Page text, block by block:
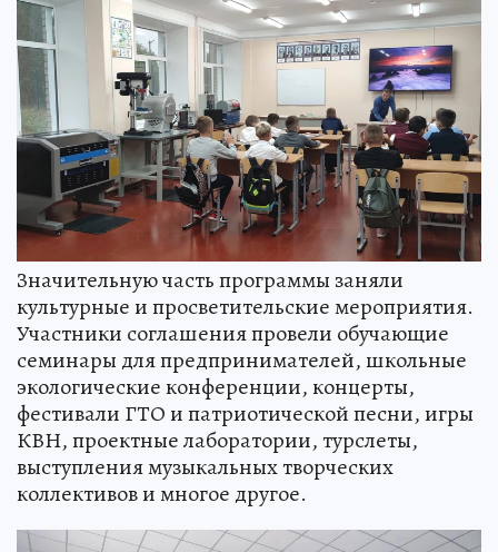
Значительную часть программы заняли
культурные и просветительские мероприятия.
Участники соглашения провели обучающие
семинары для предпринимателей, школьные
экологические конференции, концерты,
фестивали ГТО и патриотической песни, игры
КВН, проектные лаборатории, турслеты,
выступления музыкальных творческих
коллективов и многое другое.